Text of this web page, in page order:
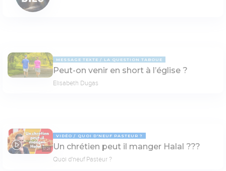
MESSAGE TEXTE LA QUESTION TABOUE
Peut-on venir en short à l’église ?
Elisabeth Dugas
17:21
VIDÉO QUOI D'NEUF PASTEUR ?
Un chrétien peut il manger Halal ???
Quoi d'neuf Pasteur ?